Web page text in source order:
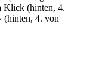
Klick (hinten, 4.
(hinten, 4. von